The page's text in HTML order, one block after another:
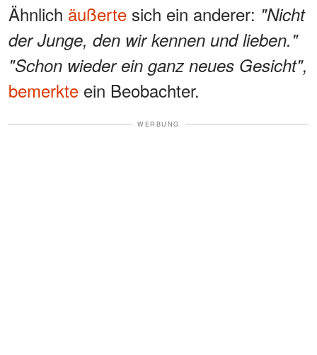
Ähnlich äußerte sich ein anderer: "Nicht
der Junge, den wir kennen und lieben."
"Schon wieder ein ganz neues Gesicht",
bemerkte ein Beobachter.
WERBUNG